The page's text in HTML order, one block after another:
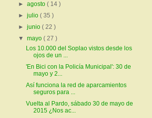
►agosto( 14 )
►julio( 35 )
►junio( 22 )
▼mayo( 27 )
Los 10.000 del Soplao vistos desde los
ojos de un ...
'En Bici con la Policía Municipal': 30 de
mayo y 2...
Así funciona la red de aparcamientos
seguros para ...
Vuelta al Pardo, sábado 30 de mayo de
2015 ¿Nos ac...